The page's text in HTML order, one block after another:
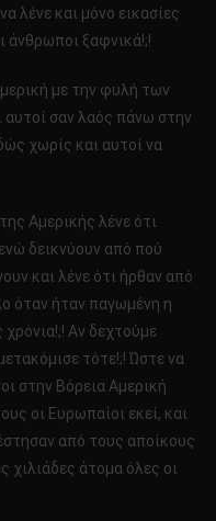
λένε και μόνο εικασίες
άνθρωποι ξαφνικά!;!
με την φυλή των
αυτοί σαν λαός πάνω στην
χωρίς και αυτοί να
Αμερικής λένε ότι
δεικνύουν από πού
και λένε ότι ήρθαν από
όταν ήταν παγωμένη η
Αν δεχτούμε
τότε!;! Ώστε να
στην Βόρεια Αμερική
οι Ευρωπαίοι εκεί, και
από τους αποίκους
χιλιάδες άτομα όλες οι